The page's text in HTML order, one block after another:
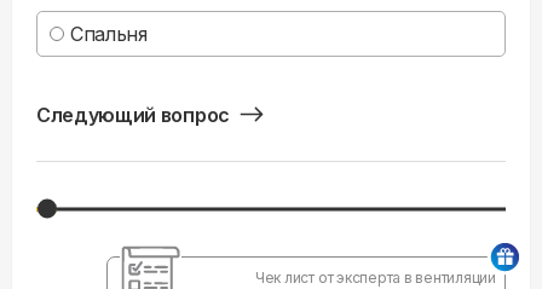
Спальня
Следующий вопрос
Чек лист от эксперта в вентиляции